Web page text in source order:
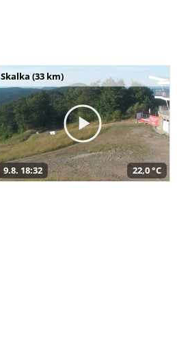
Skalka (33 km)
9.8. 18:32 22,0 °C